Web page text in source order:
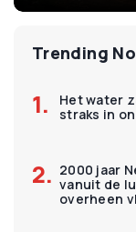
Trending
Het water
straks in
2000 jaar
vanuit de
overheen